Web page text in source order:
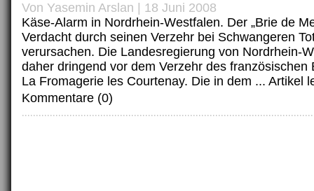
Von Yasemin Arslan | 18 Juni 2008
Käse-Alarm in Nordrhein-Westfalen. Der „Brie de
Verdacht durch seinen Verzehr bei Schwangeren
verursachen. Die Landesregierung von Nordrhein-
daher dringend vor dem Verzehr des französischen
La Fromagerie les Courtenay. Die in dem ... Artikel
Kommentare (0)